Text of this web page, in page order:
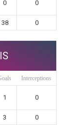
0 0
38 0
Interceptions
1 0
3
0